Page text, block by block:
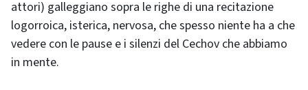
attori) galleggiano sopra le righe di una recitazione
logorroica, isterica, nervosa, che spesso niente ha a che
vedere con le pause e i silenzi del Cechov che abbiamo
in mente.